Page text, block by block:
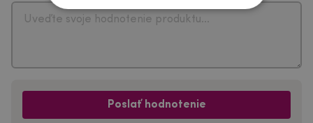
Poslať hodnotenie